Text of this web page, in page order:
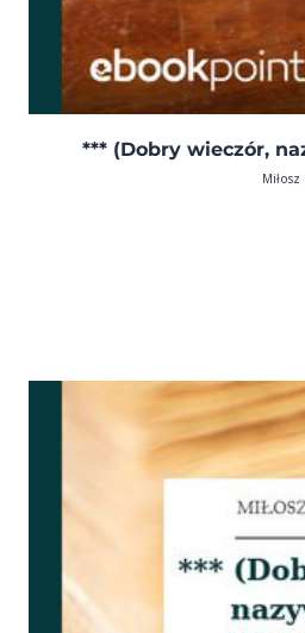
*** (Dobry wieczór,